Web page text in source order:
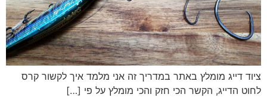
ציוד דייג מומלץ באתר במדריך זה אני מלמד איך לקשור קרס
לחוט הדייג, הקשר הכי חזק והכי מומלץ על פי […]